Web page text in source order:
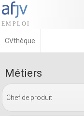
CVthèque
Métiers
Chef de produit